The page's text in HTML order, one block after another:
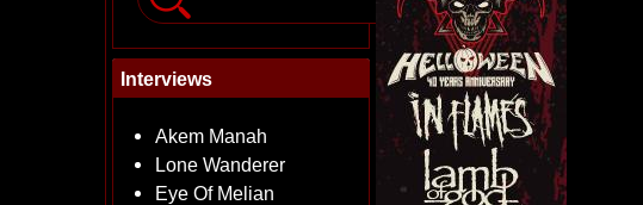
Interviews
Akem Manah
Lone Wanderer
Eye Of Melian